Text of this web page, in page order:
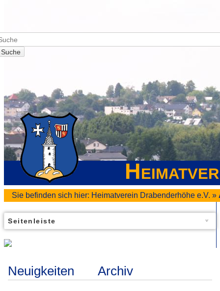
Suche
Sie befinden sich hier: Heimatverein Drabenderhöhe e.V. »
Seitenleiste
Neuigkeiten Archiv